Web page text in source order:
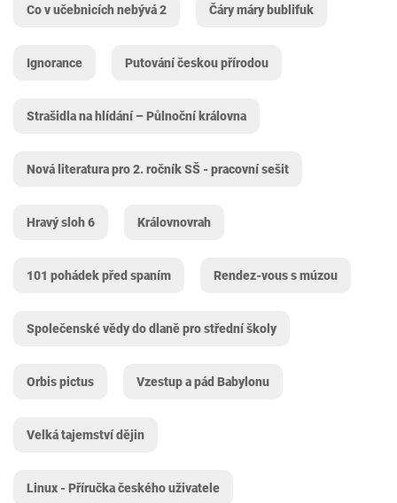
Co v učebnicích nebývá 2 Čáry máry bublifuk
Ignorance Putování českou přírodou
Strašidla na hlídání – Půlnoční královna
Nová literatura pro 2. ročník SŠ - pracovní sešit
Hravý sloh 6 Královnovrah
101 pohádek před spaním Rendez-vous s múzou
Společenské vědy do dlaně pro střední školy
Orbis pictus Vzestup a pád Babylonu
Velká tajemství dějin
Linux - Příručka českého uživatele